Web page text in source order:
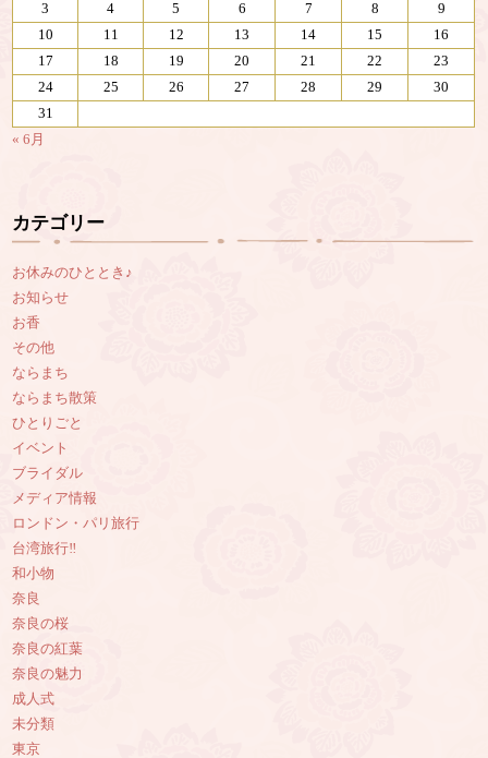
3
4 5 6 7 8
9
10
11 12 13 14 15
16
17
18 19 20 21 22
23
24
25 26 27 28 29
30
31
« 6月
カテゴリー
お休みのひととき♪
お知らせ
お香
その他
ならまち
ならまち散策
ひとりごと
イベント
ブライダル
メディア情報
ロンドン・パリ旅行
台湾旅行‼︎
和小物
奈良
奈良の桜
奈良の紅葉
奈良の魅力
成人式
未分類
東京